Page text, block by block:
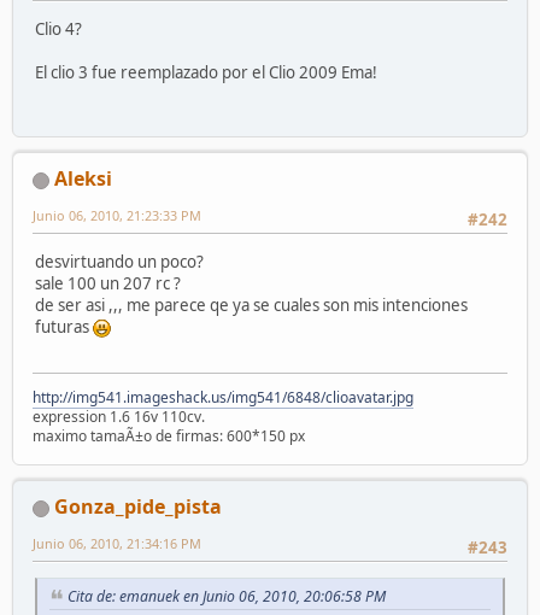
Clio 4?
El clio 3 fue reemplazado por el Clio 2009 Ema!
Aleksi
#242
Junio 06, 2010, 21:23:33 PM
desvirtuando un poco?
sale 100 un 207 rc ?
de ser asi ,,, me parece qe ya se cuales son mis intenciones
futuras
http://img541.imageshack.us/img541/6848/clioavatar.jpg
expression 1.6 16v 110cv.
maximo tamaÃ±o de firmas: 600*150 px
Gonza_pide_pista
#243
Junio 06, 2010, 21:34:16 PM
Cita de: emanuek en Junio 06, 2010, 20:06:58 PM